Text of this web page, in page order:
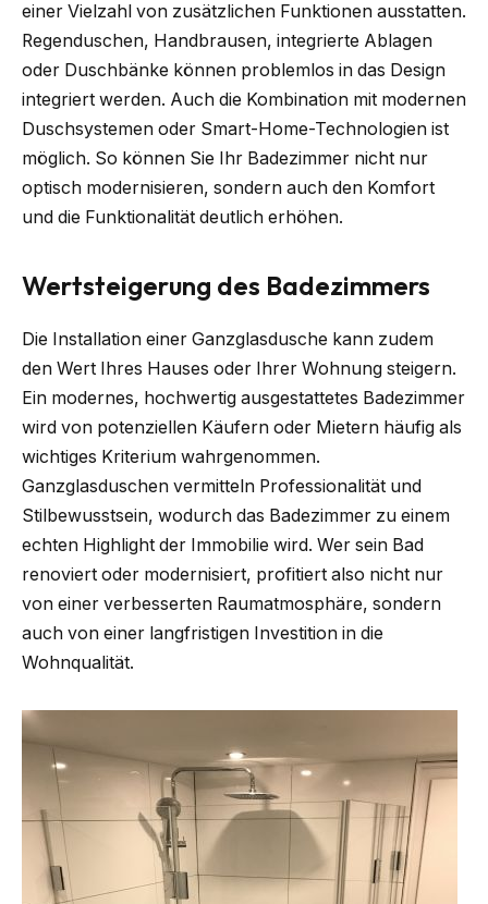
einer Vielzahl von zusätzlichen Funktionen ausstatten.
Regenduschen, Handbrausen, integrierte Ablagen
oder Duschbänke können problemlos in das Design
integriert werden. Auch die Kombination mit modernen
Duschsystemen oder Smart-Home-Technologien ist
möglich. So können Sie Ihr Badezimmer nicht nur
optisch modernisieren, sondern auch den Komfort
und die Funktionalität deutlich erhöhen.
Wertsteigerung des Badezimmers
Die Installation einer Ganzglasdusche kann zudem
den Wert Ihres Hauses oder Ihrer Wohnung steigern.
Ein modernes, hochwertig ausgestattetes Badezimmer
wird von potenziellen Käufern oder Mietern häufig als
wichtiges Kriterium wahrgenommen.
Ganzglasduschen vermitteln Professionalität und
Stilbewusstsein, wodurch das Badezimmer zu einem
echten Highlight der Immobilie wird. Wer sein Bad
renoviert oder modernisiert, profitiert also nicht nur
von einer verbesserten Raumatmosphäre, sondern
auch von einer langfristigen Investition in die
Wohnqualität.